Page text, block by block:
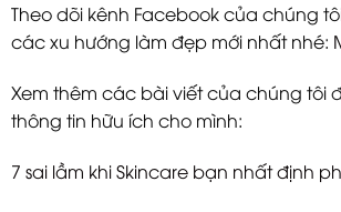
Theo dõi kênh Facebook của chúng
các xu hướng làm đẹp mới nhất nhé:
Xem thêm các bài viết của chúng tôi
thông tin hữu ích cho mình:
7 sai lầm khi Skincare bạn nhất định